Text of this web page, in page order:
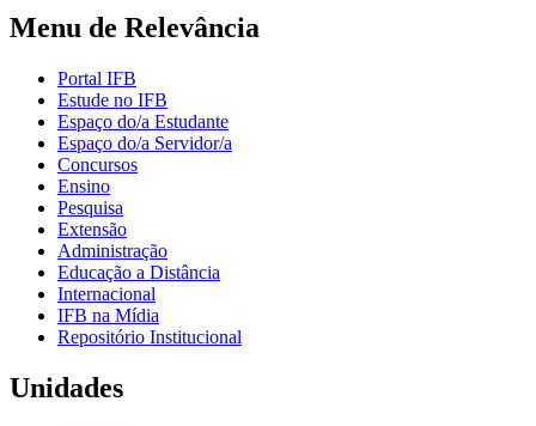
Menu de Relevância
Portal IFB
Estude no IFB
Espaço do/a Estudante
Espaço do/a Servidor/a
Concursos
Ensino
Pesquisa
Extensão
Administração
Educação a Distância
Internacional
IFB na Mídia
Repositório Institucional
Unidades